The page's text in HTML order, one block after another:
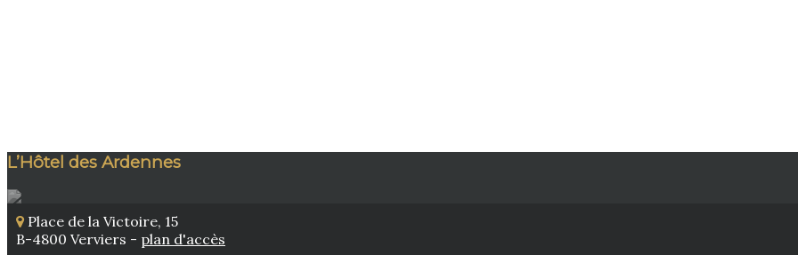
L’Hôtel des Ardennes
Place de la Victoire, 15
B-4800 Verviers - plan d'accès